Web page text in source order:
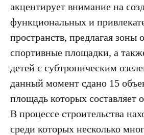
акцентирует внимание на
функциональных и
пространств, предлагая зоны
спортивные площадки, а
детей с субтропическим
данный момент сдано 15
площадь которых составляет
В процессе строительства
среди которых несколько